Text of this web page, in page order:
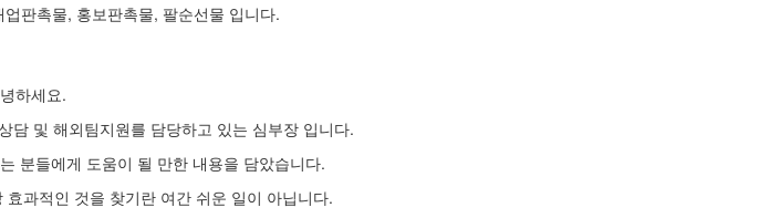
판촉물, 홍보판촉물, 팔순선물 입니다.
하세요.
담 및 해외팀지원를 담당하고 있는 심부장 입니다.
분들에게 도움이 될 만한 내용을 담았습니다.
과적인 것을 찾기란 여간 쉬운 일이 아닙니다.